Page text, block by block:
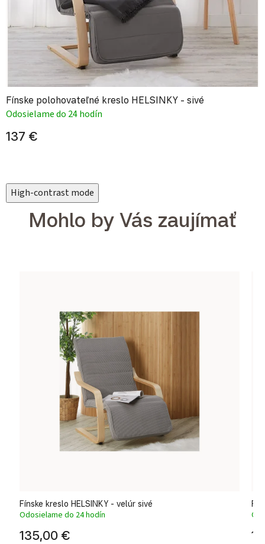
Fínske polohovateľné kreslo HELSINKY - sivé
Odosielame do 24 hodín
137 €
High-contrast mode
Mohlo by Vás zaujímať
Fínske kreslo HELSINKY - velúr sivé
Odosielame do 24 hodín
135,00 €